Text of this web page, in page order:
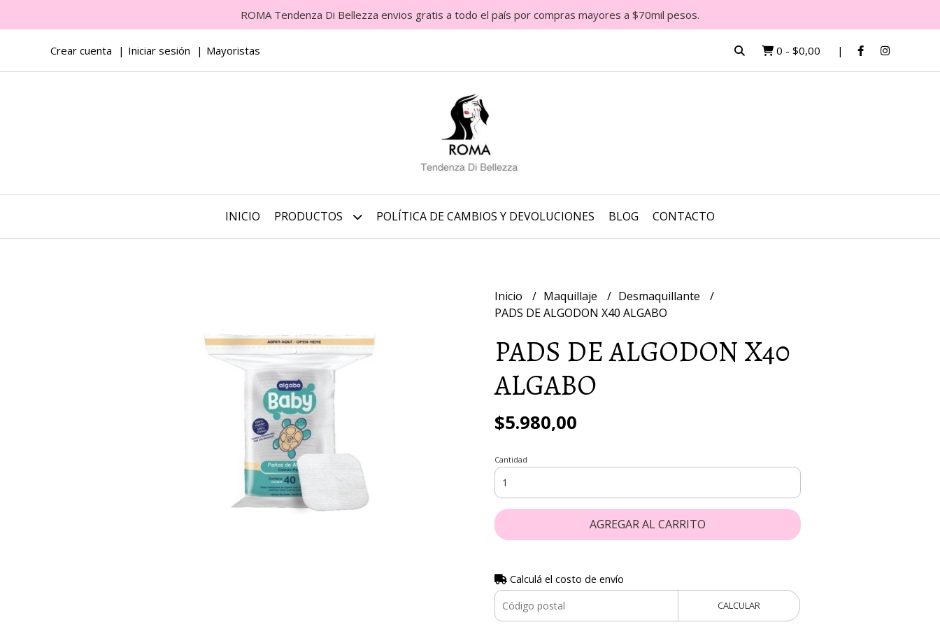
ROMA Tendenza Di Bellezza envios gratis a todo el país por compras mayores a $70mil pesos.
Crear cuenta Iniciar sesión Mayoristas 0 - $0,00
INICIO PRODUCTOS POLÍTICA DE CAMBIOS Y DEVOLUCIONES BLOG CONTACTO
Inicio Maquillaje
Desmaquillante
PADS DE ALGODON X40 ALGABO
PADS DE ALGODON X40
ALGABO
$5.980,00
Cantidad
AGREGAR AL CARRITO
Calculá el costo de envío
CALCULAR